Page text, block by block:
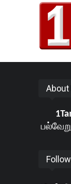
About